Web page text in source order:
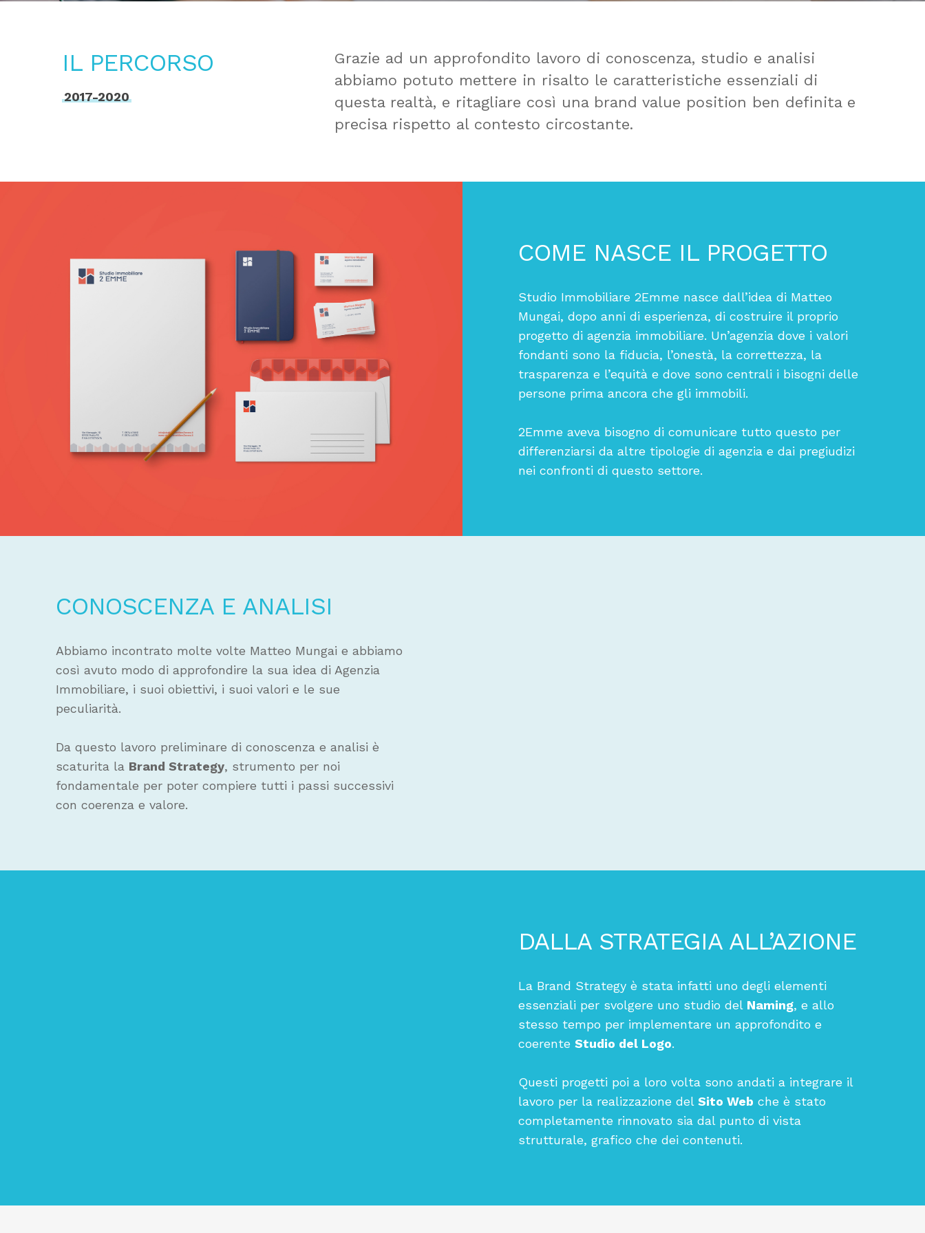
IL PERCORSO
2017-2020
Grazie ad un approfondito lavoro di conoscenza, studio e analisi
abbiamo potuto mettere in risalto le caratteristiche essenziali di
questa realtà, e ritagliare così una brand value position ben definita e
precisa rispetto al contesto circostante.
COME NASCE IL PROGETTO
Studio Immobiliare 2Emme nasce dall’idea di Matteo
Mungai, dopo anni di esperienza, di costruire il proprio
progetto di agenzia immobiliare. Un’agenzia dove i valori
fondanti sono la fiducia, l’onestà, la correttezza, la
trasparenza e l’equità e dove sono centrali i bisogni delle
persone prima ancora che gli immobili.
2Emme aveva bisogno di comunicare tutto questo per
differenziarsi da altre tipologie di agenzia e dai pregiudizi
nei confronti di questo settore.
CONOSCENZA E ANALISI
Abbiamo incontrato molte volte Matteo Mungai e abbiamo
così avuto modo di approfondire la sua idea di Agenzia
Immobiliare, i suoi obiettivi, i suoi valori e le sue
peculiarità.
Da questo lavoro preliminare di conoscenza e analisi è
scaturita la Brand Strategy, strumento per noi
fondamentale per poter compiere tutti i passi successivi
con coerenza e valore.
DALLA STRATEGIA ALL’AZIONE
La Brand Strategy è stata infatti uno degli elementi
essenziali per svolgere uno studio del Naming, e allo
stesso tempo per implementare un approfondito e
coerente Studio del Logo.
Questi progetti poi a loro volta sono andati a integrare il
lavoro per la realizzazione del Sito Web che è stato
completamente rinnovato sia dal punto di vista
strutturale, grafico che dei contenuti.